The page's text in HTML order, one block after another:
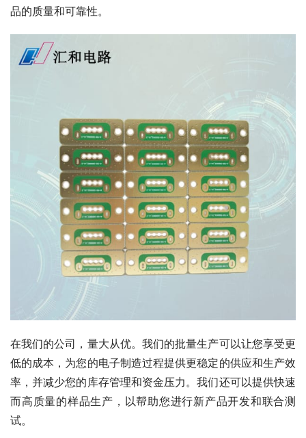
品的质量和可靠性。
在我们的公司，量大从优。我们的批量生产可以让您享受更
低的成本，为您的电子制造过程提供更稳定的供应和生产效
率，并减少您的库存管理和资金压力。我们还可以提供快速
而高质量的样品生产，以帮助您进行新产品开发和联合测
试。